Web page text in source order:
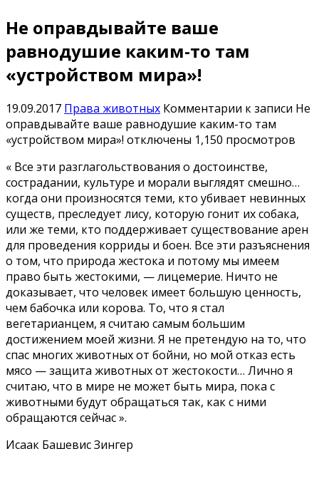
Не оправдывайте ваше
равнодушие каким-то там
«устройством мира»!
19.09.2017 Права животных Комментарии к записи Не
оправдывайте ваше равнодушие каким-то там
«устройством мира»! отключены 1,150 просмотров
« Все эти разглагольствования о достоинстве,
сострадании, культуре и морали выглядят смешно…
когда они произносятся теми, кто убивает невинных
существ, преследует лису, которую гонит их собака,
или же теми, кто поддерживает существование арен
для проведения корриды и боен. Все эти разъяснения
о том, что природа жестока и потому мы имеем
право быть жестокими, — лицемерие. Ничто не
доказывает, что человек имеет большую ценность,
чем бабочка или корова. То, что я стал
вегетарианцем, я считаю самым большим
достижением моей жизни. Я не претендую на то, что
спас многих животных от бойни, но мой отказ есть
мясо — защита животных от жестокости… Лично я
считаю, что в мире не может быть мира, пока с
животными будут обращаться так, как с ними
обращаются сейчас ».
Исаак Башевис Зингер